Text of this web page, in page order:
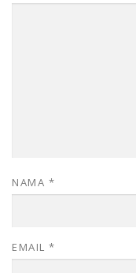
NAMA *
EMAIL *